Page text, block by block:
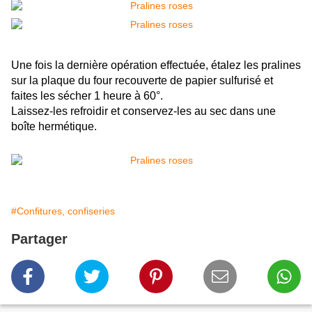
Une fois la dernière opération effectuée, étalez les pralines
sur la plaque du four recouverte de papier sulfurisé et
faites les sécher 1 heure à 60°.
Laissez-les refroidir et conservez-les au sec dans une
boîte hermétique.
#Confitures, confiseries
Partager